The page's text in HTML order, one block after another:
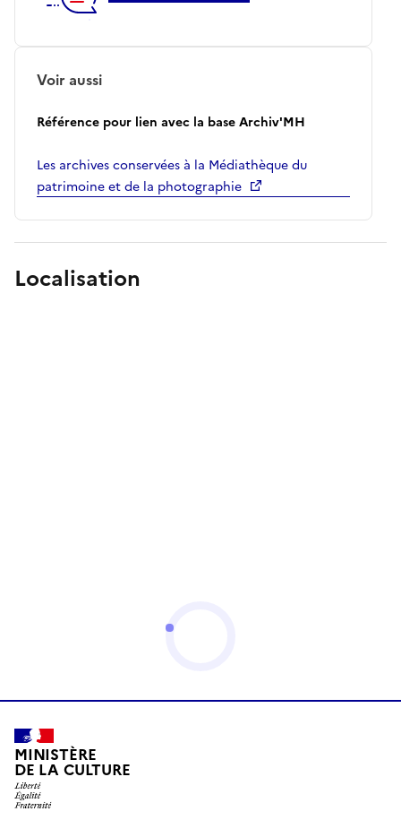
Voir aussi
Référence pour lien avec la base Archiv'MH
Les archives conservées à la Médiathèque du
patrimoine et de la photographie
Localisation
MINISTÈRE
DE LA CULTURE